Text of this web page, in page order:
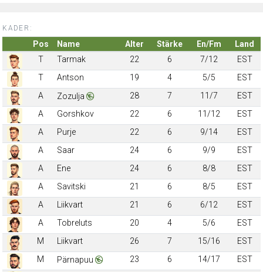
KADER:
Pos Name Alter Stärke En/Fm
Land
T
Tarmak 22 6 7/12
EST
T
Antson 19 4 5/5
EST
A
Zozulja 28 7 11/7
EST
A
Gorshkov 22 6 11/12
EST
A
Purje 22 6 9/14
EST
A
Saar 24 6 9/9
EST
A
Ene 24 6 8/8
EST
A
Savitski 21 6 8/5
EST
A
Liikvart 21 6 6/12
EST
A
Tobreluts 20 4 5/6
EST
M
Liikvart 26 7 15/16
EST
M
Pärnapuu 23 6 14/17
EST